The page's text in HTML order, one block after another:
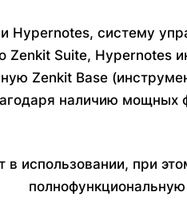
Hypernotes, систему
Zenkit Suite, Hypernotes
Zenkit Base
наличию мощных
использовании, при